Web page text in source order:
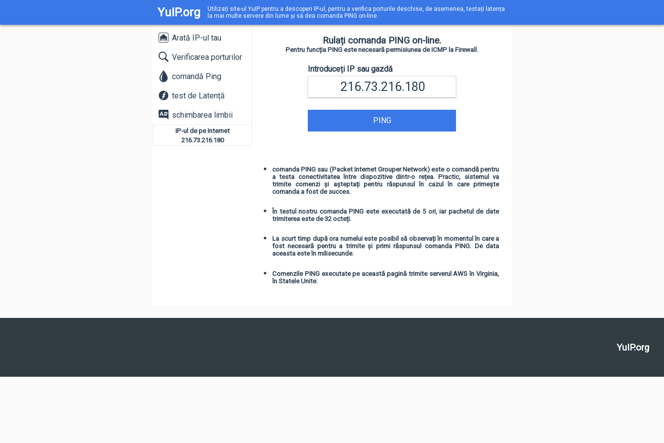
YuIP.org
Utilizați site-ul YuIP pentru a descoperi IP-ul, pentru a verifica porturile deschise, de asemenea, testați latența
la mai multe servere din lume și să dea comanda PING on-line.
Arată IP-ul tau
Verificarea porturilor
comandă Ping
test de Latență
schimbarea limbii
IP-ul de pe Internet
216.73.216.180
Rulați comanda PING on-line.
Pentru funcția PING este necesară permisiunea de ICMP la Firewall.
Introduceți IP sau gazdă
PING
comanda PING sau (Packet Internet Grouper Network) este o comandă pentru
a testa conectivitatea între dispozitive dintr-o rețea. Practic, sistemul va
trimite comenzi și așteptați pentru răspunsul în cazul în care primește
comanda a fost de succes.
În testul nostru comanda PING este executată de 5 ori, iar pachetul de date
trimiterea este de 32 octeți.
La scurt timp după ora numelui este posibil să observați în momentul în care a
fost necesară pentru a trimite și primi răspunsul comanda PING. De data
aceasta este în milisecunde.
Comenzile PING executate pe această pagină trimite serverul AWS în Virginia,
în Statele Unite.
YuIP.org